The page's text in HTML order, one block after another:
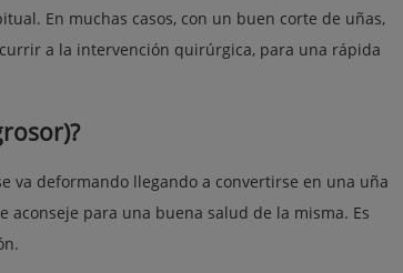
En muchas casos, con un buen corte de uñas,
a la intervención quirúrgica, para una rápida
va deformando llegando a convertirse en una uña
para una buena salud de la misma. Es